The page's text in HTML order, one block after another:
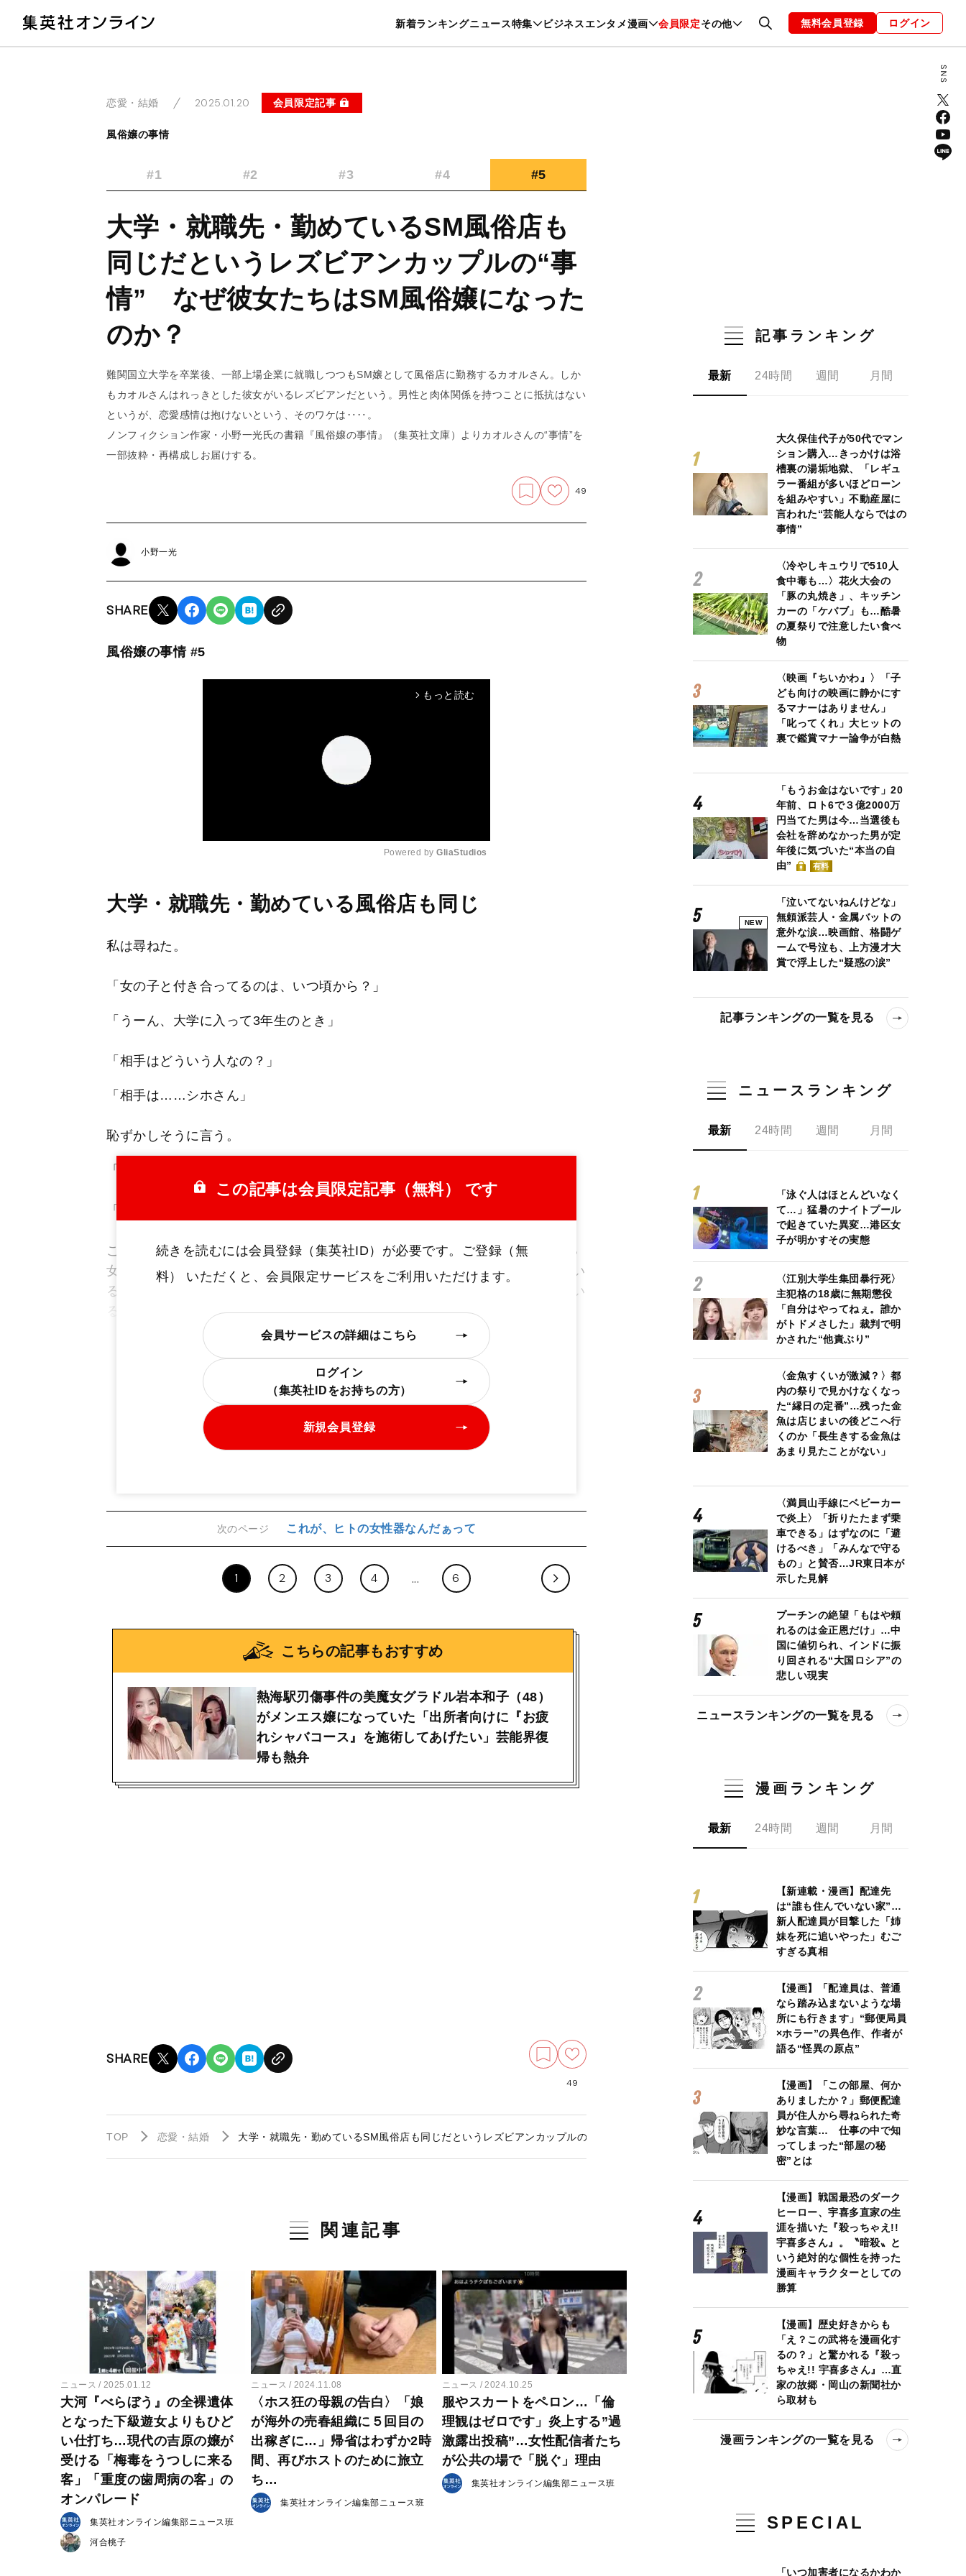
新着ランキングニュース特集 ビジネスエンタメ漫画 会員限定その他
暮らし スポーツ ヘルスケア 美容 グルメ ファッション 恋愛・結婚 編集部 お知らせ
無料会員登録 ログイン
恋愛・結婚 2025.01.20 会員限定記事
風俗嬢の事情
#1 #2 #3 #4 #5
大学・就職先・勤めているSM風俗店も
同じだというレズビアンカップルの“事
情” なぜ彼女たちはSM風俗嬢になった
のか？
難関国立大学を卒業後、一部上場企業に就職しつつもSM嬢として風俗店に勤務するカオルさん。しか
もカオルさんはれっきとした彼女がいるレズビアンだという。男性と肉体関係を持つことに抵抗はない
というが、恋愛感情は抱けないという、そのワケは‥‥。
ノンフィクション作家・小野一光氏の書籍『風俗嬢の事情』（集英社文庫）よりカオルさんの“事情”を
一部抜粋・再構成しお届けする。
49
小野一光
SHARE
風俗嬢の事情 #5
arrow_forward_ios もっと読む
M
u
Powered by GliaStudios
大学・就職先・勤めている風俗店も同じ
私は尋ねた。
「女の子と付き合ってるのは、いつ頃から？」
「うーん、大学に入って3年生のとき」
「相手はどういう人なの？」
「相手は……シホさん」
恥ずかしそうに言う。
「え、××のシホさん？」
「そう」
ここで名前の挙がったシホという女性は、彼女が働くSMクラブに在籍している
女の子だ。私自身は取材していないが、カオルと同い年でシホという女の子がい
ることは知っており、店でカオルの取材をしたとき、彼女から店で仲良くしてい
る子として名前が挙がっていた記憶がある。
この記事は会員限定記事（無料） です
続きを読むには会員登録（集英社ID）が必要です。ご登録（無
料） いただくと、会員限定サービスをご利用いただけます。
会員サービスの詳細はこちら
ログイン
（集英社IDをお持ちの方）
新規会員登録
次のページ これが、ヒトの女性器なんだぁって
1 2 3 4 6
こちらの記事もおすすめ
熱海駅刃傷事件の美魔女グラドル岩本和子（48）
がメンエス嬢になっていた「出所者向けに『お疲
れシャバコース』を施術してあげたい」芸能界復
帰も熱弁
SHARE
49
TOP 恋愛・結婚 大学・就職先・勤めているSM風俗店も同じだというレズビアンカップルの“事情” なぜ彼女たちはSM風俗嬢になったのか？
関連記事
ニュース 2025.01.12
大河『べらぼう』の全裸遺体
となった下級遊女よりもひど
い仕打ち…現代の吉原の嬢が
受ける「梅毒をうつしに来る
客」「重度の歯周病の客」の
オンパレード
集英社オンライン編集部ニュース班
河合桃子
ニュース 2024.11.08
〈ホス狂の母親の告白〉「娘
が海外の売春組織に５回目の
出稼ぎに…」帰省はわずか2時
間、再びホストのために旅立
ち…
集英社オンライン編集部ニュース班
ニュース 2024.10.25
服やスカートをペロン…「倫
理観はゼロです」炎上する”過
激露出投稿”…女性配信者たち
が公共の場で「脱ぐ」理由
集英社オンライン編集部ニュース班
記事ランキング
最新 24時間 週間 月間
大久保佳代子が50代でマン
ション購入…きっかけは浴
槽裏の湯垢地獄、「レギュ
ラー番組が多いほどローン
を組みやすい」不動産屋に
言われた“芸能人ならではの
事情”
〈冷やしキュウリで510人
食中毒も…〉花火大会の
「豚の丸焼き」、キッチン
カーの「ケバブ」も…酷暑
の夏祭りで注意したい食べ
物
〈映画『ちいかわ』〉「子
ども向けの映画に静かにす
るマナーはありません」
「叱ってくれ」大ヒットの
裏で鑑賞マナー論争が白熱
「もうお金はないです」20
年前、ロト6で３億2000万
円当てた男は今…当選後も
会社を辞めなかった男が定
年後に気づいた“本当の自
由”
有料
NEW
「泣いてないねんけどな」
無頼派芸人・金属バットの
意外な涙…映画館、格闘ゲ
ームで号泣も、上方漫才大
賞で浮上した“疑惑の涙”
記事ランキングの一覧を見る
ニュースランキング
最新 24時間 週間 月間
「泳ぐ人はほとんどいなく
て…」猛暑のナイトプール
で起きていた異変…港区女
子が明かすその実態
〈江別大学生集団暴行死〉
主犯格の18歳に無期懲役
「自分はやってねぇ。誰か
がトドメさした」裁判で明
かされた“他責ぶり”
〈金魚すくいが激減？〉都
内の祭りで見かけなくなっ
た“縁日の定番”…残った金
魚は店じまいの後どこへ行
くのか「長生きする金魚は
あまり見たことがない」
〈満員山手線にベビーカー
で炎上〉「折りたたまず乗
車できる」はずなのに「避
けるべき」「みんなで守る
もの」と賛否…JR東日本が
示した見解
プーチンの絶望「もはや頼
れるのは金正恩だけ」…中
国に値切られ、インドに振
り回される“大国ロシア”の
悲しい現実
ニュースランキングの一覧を見る
漫画ランキング
最新 24時間 週間 月間
【新連載・漫画】配達先
は“誰も住んでいない家”…
新人配達員が目撃した「姉
妹を死に追いやった」むご
すぎる真相
【漫画】「配達員は、普通
なら踏み込まないような場
所にも行きます」“郵便局員
×ホラー”の異色作、作者が
語る“怪異の原点”
【漫画】「この部屋、何か
ありましたか？」郵便配達
員が住人から尋ねられた奇
妙な言葉… 仕事の中で知
ってしまった“部屋の秘
密”とは
【漫画】戦国最恐のダーク
ヒーロー、宇喜多直家の生
涯を描いた『殺っちゃえ!!
宇喜多さん』。〝暗殺〟と
いう絶対的な個性を持った
漫画キャラクターとしての
勝算
【漫画】歴史好きからも
「え？この武将を漫画化す
るの？」と驚かれる『殺っ
ちゃえ!! 宇喜多さん』…直
家の故郷・岡山の新聞社か
ら取材も
漫画ランキングの一覧を見る
SPECIAL
「いつ加害者になるかわか